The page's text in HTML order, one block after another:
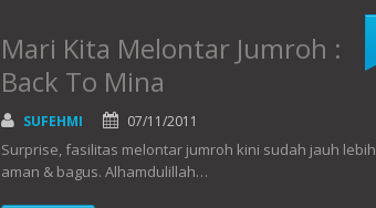
Mari Kita Melontar Jumroh :
Back To Mina
SUFEHMI 07/11/2011
Surprise, fasilitas melontar jumroh kini sudah jauh lebih
aman & bagus. Alhamdulillah…